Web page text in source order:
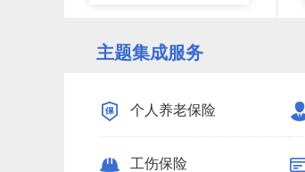
主题集成服务
个人养老保险
工伤保险